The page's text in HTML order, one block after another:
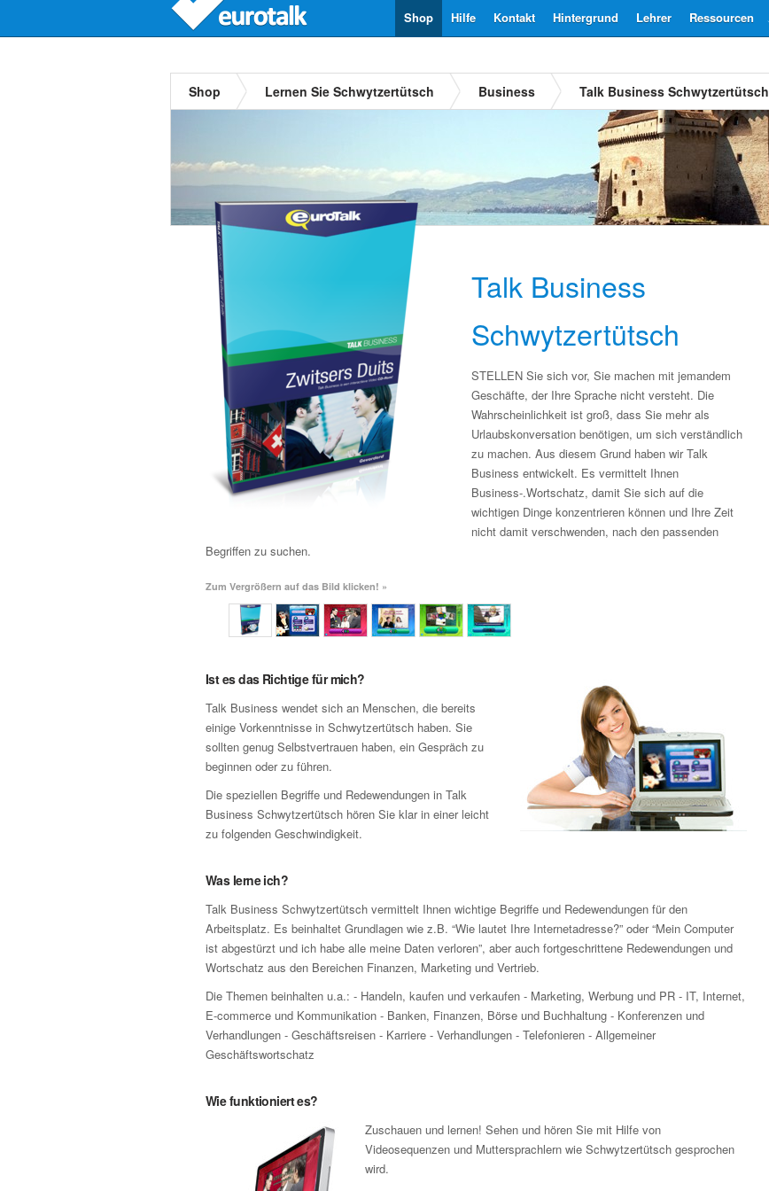
Ressourcen
Lehrer
Hintergrund
Kontakt
Hilfe
Shop
Shop Lernen Sie Schwytzertütsch Business Talk Business Schwytzertütsch
Talk Business
Schwytzertütsch
STELLEN Sie sich vor, Sie machen mit jemandem
Geschäfte, der Ihre Sprache nicht versteht. Die
Wahrscheinlichkeit ist groß, dass Sie mehr als
Urlaubskonversation benötigen, um sich verständlich
zu machen. Aus diesem Grund haben wir Talk
Business entwickelt. Es vermittelt Ihnen
Business-.Wortschatz, damit Sie sich auf die
wichtigen Dinge konzentrieren können und Ihre Zeit
nicht damit verschwenden, nach den passenden
Begriffen zu suchen.
Zum Vergrößern auf das Bild klicken! »
Ist es das Richtige für mich?
Talk Business wendet sich an Menschen, die bereits
einige Vorkenntnisse in Schwytzertütsch haben. Sie
sollten genug Selbstvertrauen haben, ein Gespräch zu
beginnen oder zu führen.
Die speziellen Begriffe und Redewendungen in Talk
Business Schwytzertütsch hören Sie klar in einer leicht
zu folgenden Geschwindigkeit.
Was lerne ich?
Talk Business Schwytzertütsch vermittelt Ihnen wichtige Begriffe und Redewendungen für den
Arbeitsplatz. Es beinhaltet Grundlagen wie z.B. “Wie lautet Ihre Internetadresse?” oder “Mein Computer
ist abgestürzt und ich habe alle meine Daten verloren”, aber auch fortgeschrittene Redewendungen und
Wortschatz aus den Bereichen Finanzen, Marketing und Vertrieb.
Die Themen beinhalten u.a.: - Handeln, kaufen und verkaufen - Marketing, Werbung und PR - IT, Internet,
E-commerce und Kommunikation - Banken, Finanzen, Börse und Buchhaltung - Konferenzen und
Verhandlungen - Geschäftsreisen - Karriere - Verhandlungen - Telefonieren - Allgemeiner
Geschäftswortschatz
Wie funktioniert es?
Zuschauen und lernen! Sehen und hören Sie mit Hilfe von
Videosequenzen und Muttersprachlern wie Schwytzertütsch gesprochen
wird.